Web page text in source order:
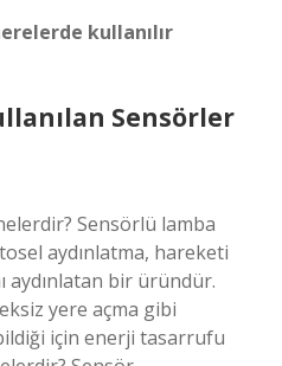
kullanılır
Sensörler
Sensörlü lamba
aydınlatma, hareketi
aydınlatan bir üründür.
yere açma gibi
için enerji tasarrufu